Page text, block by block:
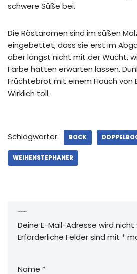
schwere Süße bei.
Die Röstaromen sind im süßen
eingebettet, dass sie erst im
aber längst nicht mit der Wucht,
Farbe hatten erwarten lassen.
Früchtebrot mit einem Hauch von
Wirklich toll.
Schlagwörter: BOCK
WEIHENSTEPHANER
Deine E-Mail-Adresse wird
Erforderliche Felder sind mit *
Name *